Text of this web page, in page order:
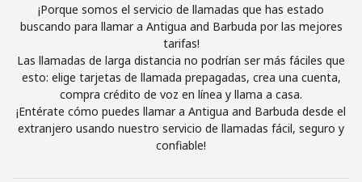
¡Hola!
Inicia sesión oREGÍSTRATE →
¡Porque somos el servicio de llamadas que has estado
buscando para llamar a Antigua and Barbuda por las mejores
tarifas!
Las llamadas de larga distancia no podrían ser más fáciles que
esto: elige tarjetas de llamada prepagadas, crea una cuenta,
compra crédito de voz en línea y llama a casa.
¡Entérate cómo puedes llamar a Antigua and Barbuda desde el
extranjero usando nuestro servicio de llamadas fácil, seguro y
confiable!